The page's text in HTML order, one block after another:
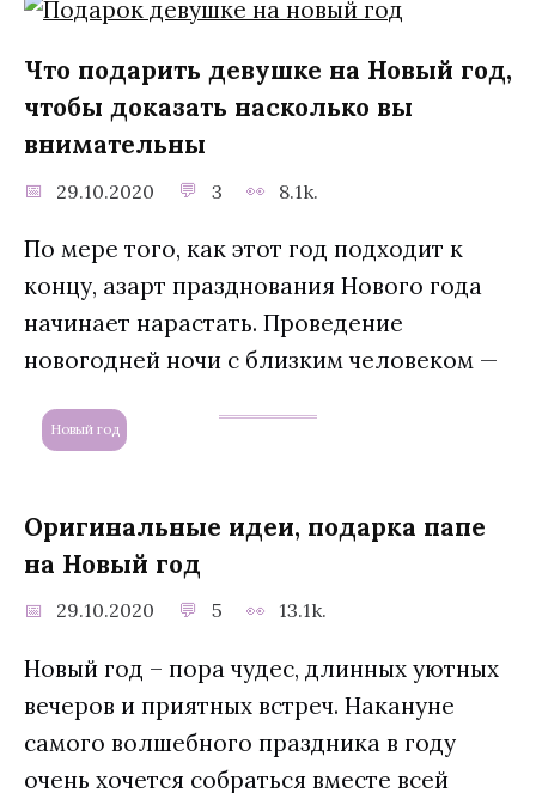
Что подарить девушке на Новый год,
чтобы доказать насколько вы
внимательны
29.10.2020 3 8.1k.
По мере того, как этот год подходит к
концу, азарт празднования Нового года
начинает нарастать. Проведение
новогодней ночи с близким человеком —
Новый год
Оригинальные идеи, подарка папе
на Новый год
29.10.2020 5 13.1k.
Новый год – пора чудес, длинных уютных
вечеров и приятных встреч. Накануне
самого волшебного праздника в году
очень хочется собраться вместе всей